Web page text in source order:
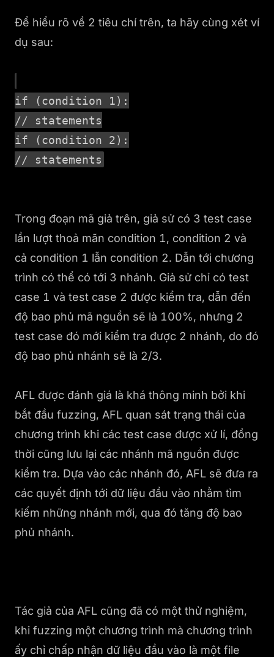
Để hiểu rõ về 2 tiêu chí trên, ta hãy cùng xét ví
dụ sau:
if (condition 1):
// statements
if (condition 2):
// statements
Trong đoạn mã giả trên, giả sử có 3 test case
lần lượt thoả mãn condition 1, condition 2 và
cả condition 1 lẫn condition 2. Dẫn tới chương
trình có thể có tới 3 nhánh. Giả sử chỉ có test
case 1 và test case 2 được kiểm tra, dẫn đến
độ bao phủ mã nguồn sẽ là 100%, nhưng 2
test case đó mới kiểm tra được 2 nhánh, do đó
độ bao phủ nhánh sẽ là 2/3.
AFL được đánh giá là khá thông minh bởi khi
bắt đầu fuzzing, AFL quan sát trạng thái của
chương trình khi các test case được xử lí, đồng
thời cũng lưu lại các nhánh mã nguồn được
kiểm tra. Dựa vào các nhánh đó, AFL sẽ đưa ra
các quyết định tới dữ liệu đầu vào nhằm tìm
kiếm những nhánh mới, qua đó tăng độ bao
phủ nhánh.
Tác giả của AFL cũng đã có một thử nghiệm,
khi fuzzing một chương trình mà chương trình
ấy chỉ chấp nhận dữ liệu đầu vào là một file